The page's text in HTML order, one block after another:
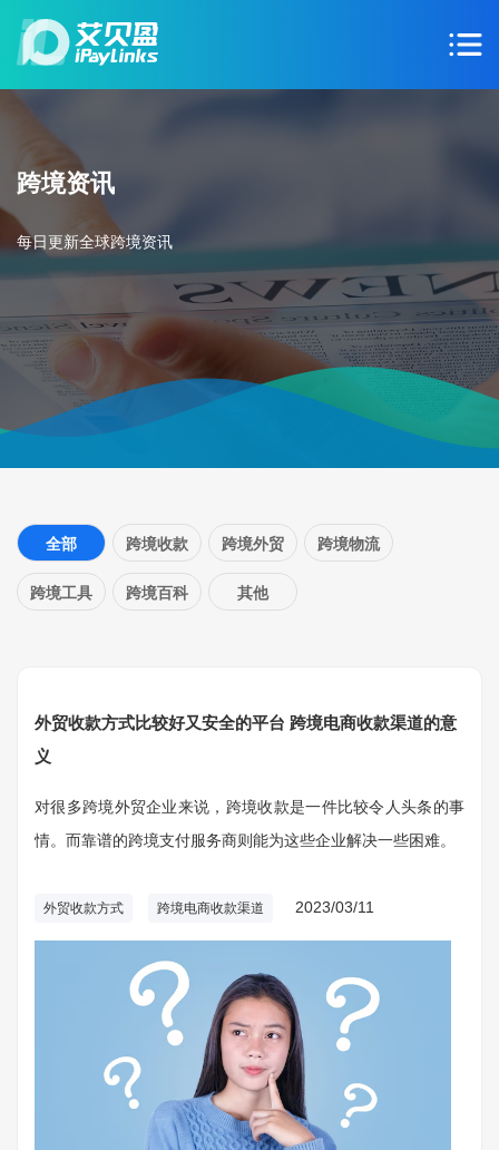
跨境资讯
每日更新全球跨境资讯
全部 跨境收款 跨境外贸 跨境物流
跨境工具 跨境百科 其他
外贸收款方式比较好又安全的平台 跨境电商收款渠道的意
义
对很多跨境外贸企业来说，跨境收款是一件比较令人头条的事
情。而靠谱的跨境支付服务商则能为这些企业解决一些困难。
外贸收款方式 跨境电商收款渠道 2023/03/11